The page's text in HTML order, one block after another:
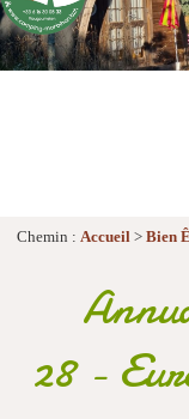
Chemin : Accueil > Bien
28 -